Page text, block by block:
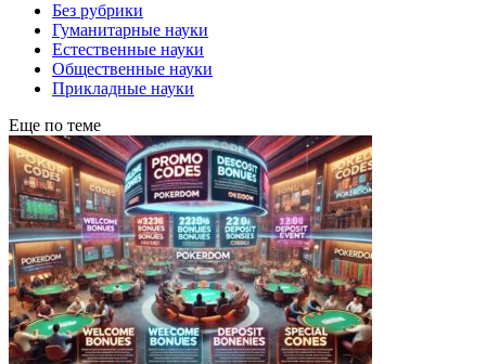
Без рубрики
Гуманитарные науки
Естественные науки
Общественные науки
Прикладные науки
Еще по теме